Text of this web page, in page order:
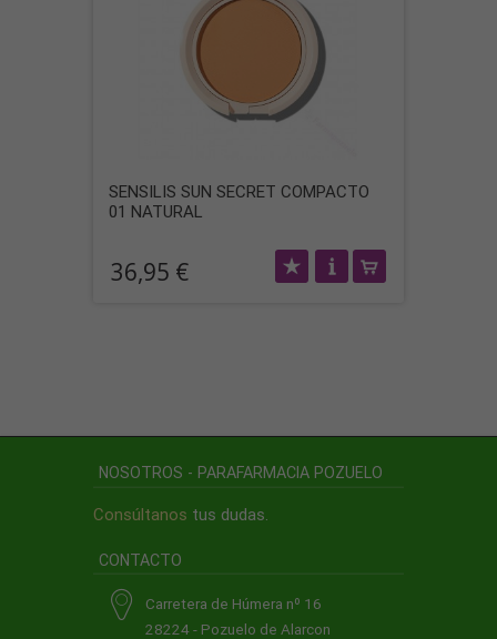
SENSILIS SUN SECRET COMPACTO
01 NATURAL
36,95 €
NOSOTROS - PARAFARMACIA POZUELO
Consúltanos tus dudas.
CONTACTO
Carretera de Húmera nº 16
28224 - Pozuelo de Alarcon